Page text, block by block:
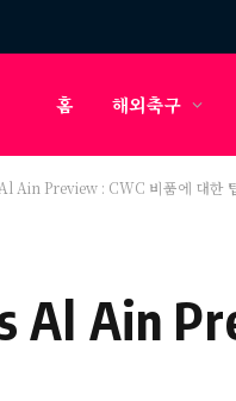
홈 해외축구
Ain Preview : CWC 비품에 대한
Al Ain